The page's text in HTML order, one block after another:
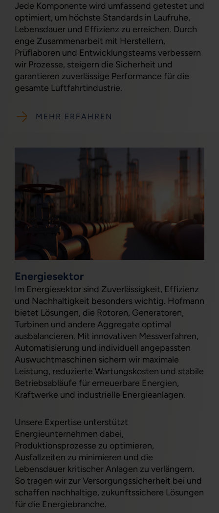
Jede Komponente wird umfassend getestet und
optimiert, um höchste Standards in Laufruhe,
Lebensdauer und Effizienz zu erreichen. Durch
enge Zusammenarbeit mit Herstellern,
Prüflaboren und Entwicklungsteams verbessern
wir Prozesse, steigern die Sicherheit und
garantieren zuverlässige Performance für die
gesamte Luftfahrtindustrie.
MEHR ERFAHREN
Energiesektor
Im Energiesektor sind Zuverlässigkeit, Effizienz
und Nachhaltigkeit besonders wichtig. Hofmann
bietet Lösungen, die Rotoren, Generatoren,
Turbinen und andere Aggregate optimal
ausbalancieren. Mit innovativen Messverfahren,
Automatisierung und individuell angepassten
Auswuchtmaschinen sichern wir maximale
Leistung, reduzierte Wartungskosten und stabile
Betriebsabläufe für erneuerbare Energien,
Kraftwerke und industrielle Energieanlagen.
Unsere Expertise unterstützt
Energieunternehmen dabei,
Produktionsprozesse zu optimieren,
Ausfallzeiten zu minimieren und die
Lebensdauer kritischer Anlagen zu verlängern.
So tragen wir zur Versorgungssicherheit bei und
schaffen nachhaltige, zukunftssichere Lösungen
für die Energiebranche.